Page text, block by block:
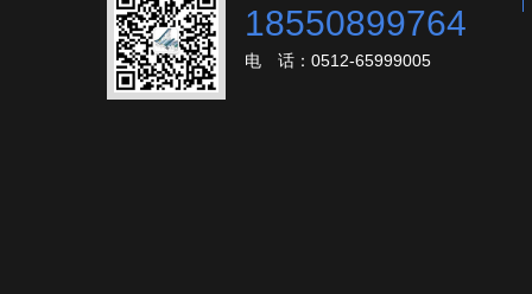
18550899764
电 话：0512-65999005